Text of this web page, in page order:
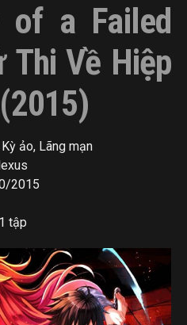
of a Failed
Thi Về Hiệp
ảo, Lãng mạn
2015
tập